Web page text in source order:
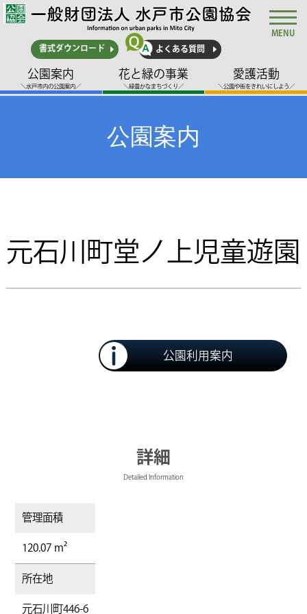
書式ダウンロード よくある質問
公園案内
＼水戸市内の公園案内／
花と緑の事業
＼緑豊かなまちづくり／
愛護活動
＼公園や街をきれいにしよう／
MENU
公園案内
元石川町堂ノ上児童遊園
公園利用案内
詳細
Detailed Information
管理面積
120.07 m²
所在地
元石川町446-6